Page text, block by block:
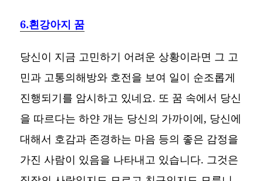
6.흰강아지 꿈
당신이 지금 고민하기 어려운 상황이라면 그 고
민과 고통의해방와 호전을 보여 일이 순조롭게
진행되기를 암시하고 있네요. 또 꿈 속에서 당신
을 따르다는 하얀 개는 당신의 가까이에, 당신에
대해서 호감과 존경하는 마음 등의 좋은 감정을
가진 사람이 있음을 나타내고 있습니다. 그것은